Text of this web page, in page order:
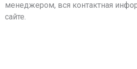
менеджером, вся контактная
сайте.